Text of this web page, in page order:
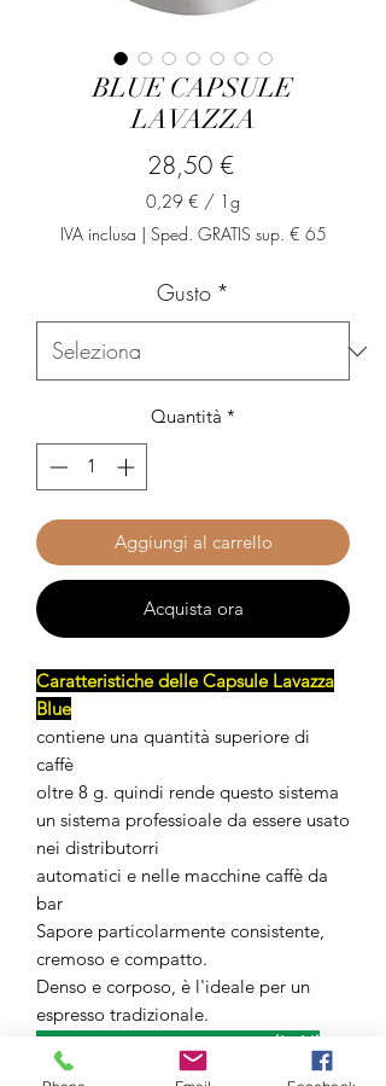
BLUE CAPSULE
LAVAZZA
28,50 €Prezzo
0,29 € / 1g
0,29 €
ogni
Grammo
IVA inclusa | Sped. GRATIS sup. € 65
Gusto *
Quantità *
Aggiungi al carrello
Acquista ora
Caratteristiche delle Capsule Lavazza
Blue
contiene una quantità superiore di
caffè
oltre 8 g. quindi rende questo sistema
un sistema professioale da essere usato
nei distributorri
automatici e nelle macchine caffè da
bar
Sapore particolarmente consistente,
cremoso e compatto.
Denso e corposo, è l'ideale per un
espresso tradizionale.
sceglieri il
gusto che meglio prerite